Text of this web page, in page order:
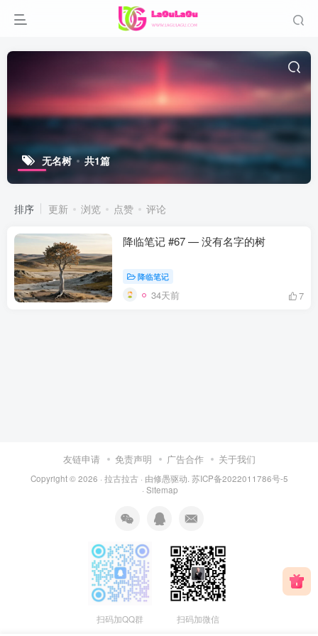
无名树 共1篇
排序 更新 浏览 点赞 评论
降临笔记 #67 — 没有名字的树
降临笔记
34天前 7
友链申请 免责声明 广告合作 关于我们
Copyright © 2026 · 拉古拉古 · 由修愚驱动. 苏ICP备2022011786号-5
· Sitemap
扫码加QQ群 扫码加微信